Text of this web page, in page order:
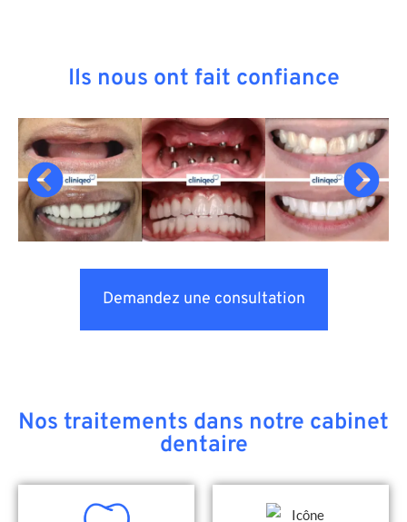
Ils nous ont fait confiance
Demandez une consultation
Nos traitements dans notre cabinet
dentaire